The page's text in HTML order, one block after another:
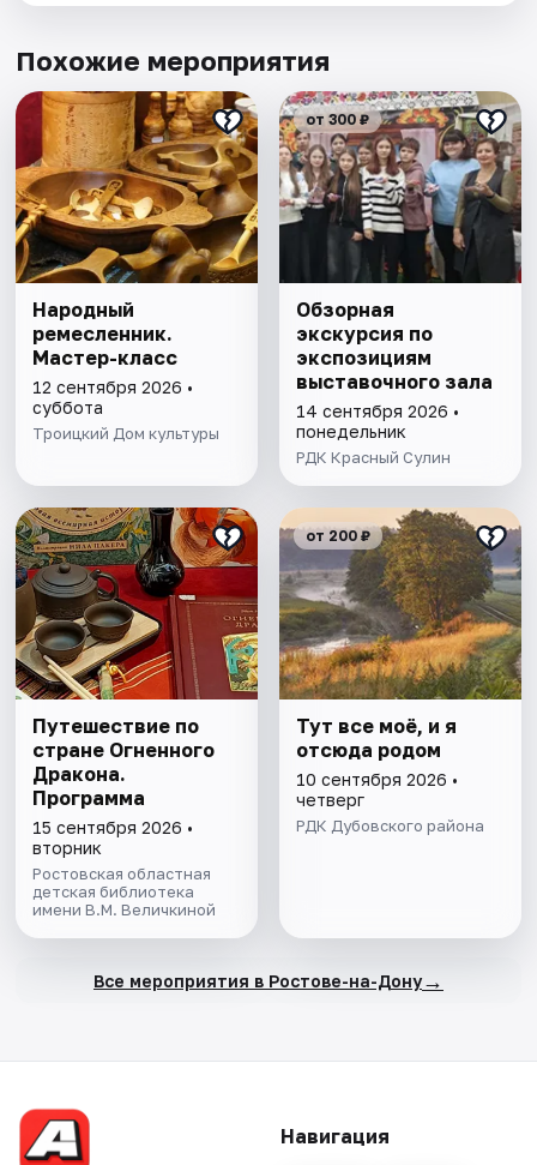
Похожие мероприятия
Народный
ремесленник.
Мастер-класс
12 сентября 2026 •
суббота
Троицкий Дом культуры
от 300 ₽
Обзорная
экскурсия по
экспозициям
выставочного зала
14 сентября 2026 •
понедельник
РДК Красный Сулин
Путешествие по
стране Огненного
Дракона.
Программа
15 сентября 2026 •
вторник
Ростовская областная
детская библиотека
имени В.М. Величкиной
от 200 ₽
Тут все моё, и я
отсюда родом
10 сентября 2026 •
четверг
РДК Дубовского района
Все мероприятия в Ростове-на-Дону→
Навигация